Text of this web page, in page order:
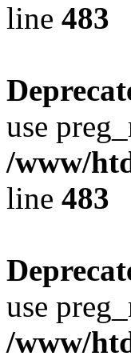
line 483
use
/www/
line 483
use
/www/